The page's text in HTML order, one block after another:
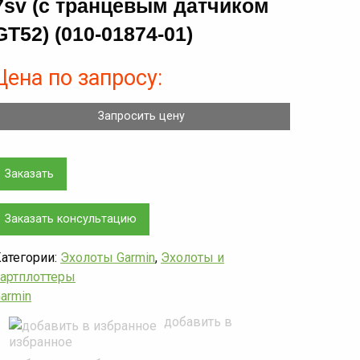
(с транцевым датчиком
(010-01874-01)
по запросу:
Запросить цену
Заказать
Заказать консультацию
Эхолоты Garmin, Эхолоты и
добавить в
избранное